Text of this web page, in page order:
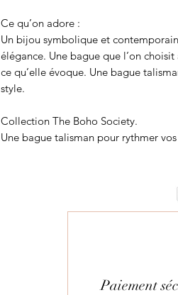
Ce qu’on adore :
Un bijou symbolique et
élégance. Une bague que l’on
ce qu’elle évoque. Une bague
style.
Collection The Boho Society.
Une bague talisman pour rythmer
Paiement